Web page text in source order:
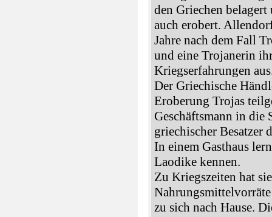
den Griechen
auch erobert.
Jahre nach dem Fall
und eine Trojanerin
Kriegserfahrungen
Der Griechische
Eroberung Trojas
Geschäftsmann in die
griechischer Besatzer
In einem Gasthaus
Laodike kennen.
Zu Kriegszeiten hat
zu sich nach Hause.